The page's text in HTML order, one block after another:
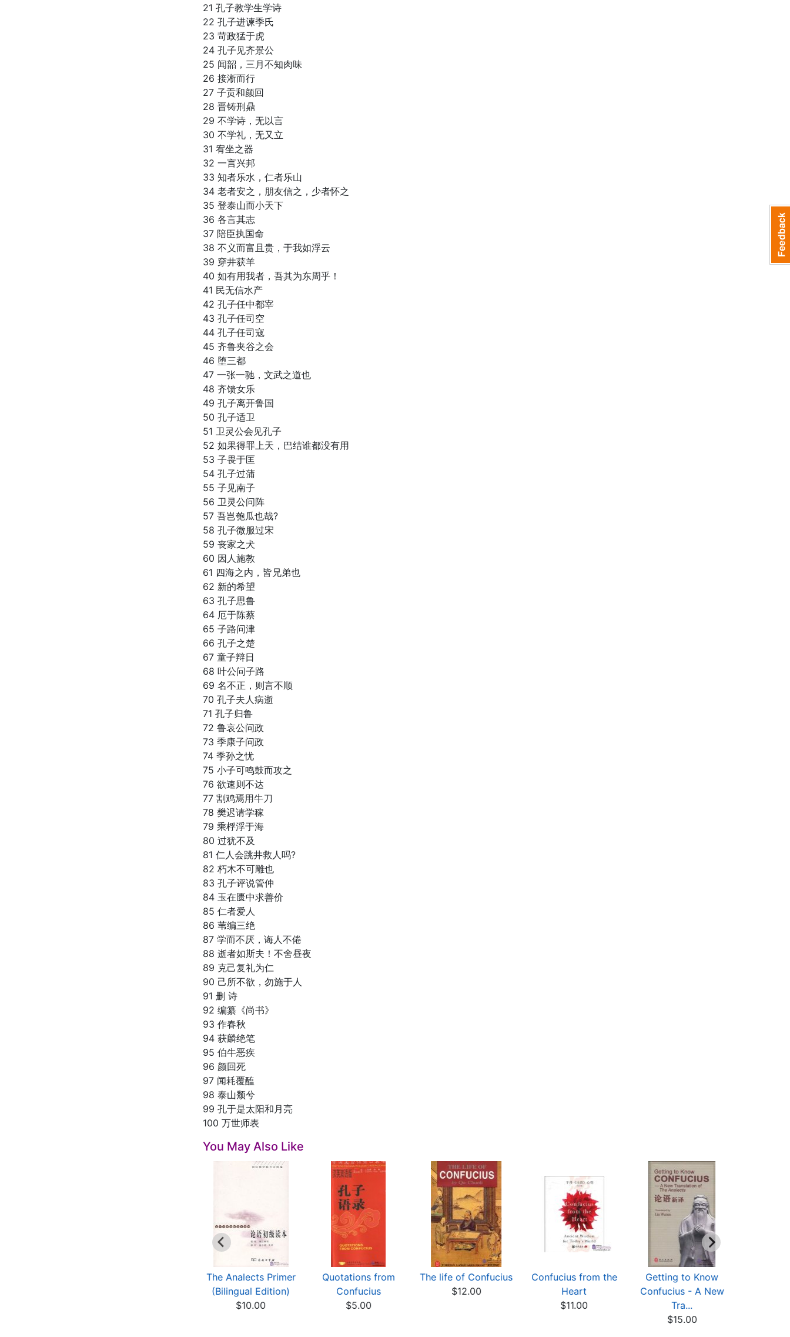
21 孔子教学生学诗
22 孔子进谏季氏
23 苛政猛于虎
24 孔子见齐景公
25 闻韶，三月不知肉味
26 接淅而行
27 子贡和颜回
28 晋铸刑鼎
29 不学诗，无以言
30 不学礼，无又立
31 宥坐之器
32 一言兴邦
33 知者乐水，仁者乐山
34 老者安之，朋友信之，少者怀之
35 登泰山而小天下
36 各言其志
37 陪臣执国命
38 不义而富且贵，于我如浮云
39 穿井获羊
40 如有用我者，吾其为东周乎！
41 民无信水产
42 孔子任中都宰
43 孔子任司空
44 孔子任司寇
45 齐鲁夹谷之会
46 堕三都
47 一张一驰，文武之道也
48 齐馈女乐
49 孔子离开鲁国
50 孔子适卫
51 卫灵公会见孔子
52 如果得罪上天，巴结谁都没有用
53 子畏于匡
54 孔子过蒲
55 子见南子
56 卫灵公问阵
57 吾岂匏瓜也哉?
58 孔子微服过宋
59 丧家之犬
60 因人施教
61 四海之内，皆兄弟也
62 新的希望
63 孔子思鲁
64 厄于陈蔡
65 子路问津
66 孔子之楚
67 童子辩日
68 叶公问子路
69 名不正，则言不顺
70 孔子夫人病逝
71 孔子归鲁
72 鲁哀公问政
73 季康子问政
74 季孙之忧
75 小子可鸣鼓而攻之
76 欲速则不达
77 割鸡焉用牛刀
78 樊迟请学稼
79 乘桴浮于海
80 过犹不及
81 仁人会跳井救人吗?
82 朽木不可雕也
83 孔子评说管仲
84 玉在匮中求善价
85 仁者爱人
86 苇编三绝
87 学而不厌，诲人不倦
88 逝者如斯夫！不舍昼夜
89 克己复礼为仁
90 己所不欲，勿施于人
91 删 诗
92 编纂《尚书》
93 作春秋
94 获麟绝笔
95 伯牛恶疾
96 颜回死
97 闻耗覆醢
98 泰山颓兮
99 孔于是太阳和月亮
100 万世师表
You May Also Like
The Analects Primer
(Bilingual Edition)
$10.00
Quotations from
Confucius
$5.00
The life of Confucius
$12.00
Confucius from the
Heart
$11.00
Getting to Know
Confucius - A New
Tra...
$15.00